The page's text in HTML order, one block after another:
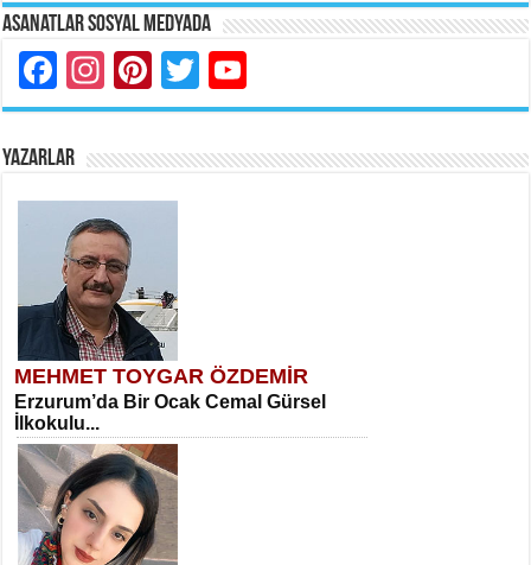
Asanatlar Sosyal Medyada
Facebook
Instagram
Pinterest
Twitter
YAZARLAR
MEHMET TOYGAR ÖZDEMİR
Erzurum’da Bir Ocak Cemal Gürsel
İlkokulu...